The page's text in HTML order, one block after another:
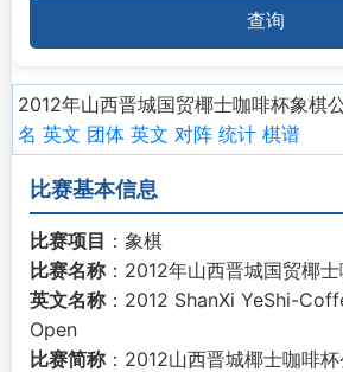
查询
2012年山西晋城国贸椰士咖啡杯象棋
名 英文 团体 英文 对阵 统计 棋谱
比赛基本信息
比赛项目 ：象棋
比赛名称 ：2012年山西晋城国贸椰
英文名称 ：2012 ShanXi YeShi-
Open
比赛简称 ：2012山西晋城椰士咖啡